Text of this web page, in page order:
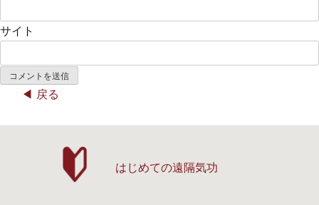
サイト
戻る
はじめての遠隔気功